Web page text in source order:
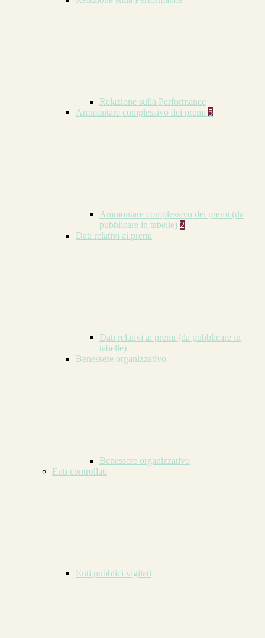
Relazione sulla Performance
Ammontare complessivo dei premi 5
Ammontare complessivo dei premi (da
pubblicare in tabelle) 2
Dati relativi ai premi
Dati relativi ai premi (da pubblicare in
tabelle)
Benessere organizzativo
Benessere organizzativo
Enti controllati
Enti pubblici vigilati